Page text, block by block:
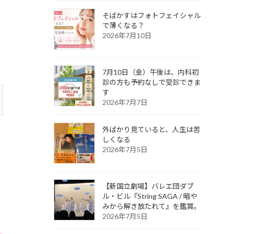
そばかすはフォトフェイシャル
で薄くなる？
2026年7月10日
7月10日（金）午後は、内科初
診の方も予約なしで受診できま
す
2026年7月7日
外ばかり見ていると、人生は苦
しくなる
2026年7月5日
【新国立劇場】バレエ団ダブ
ル・ビル『String SAGA / 暗や
みから解き放たれて』を鑑賞。
2026年7月5日